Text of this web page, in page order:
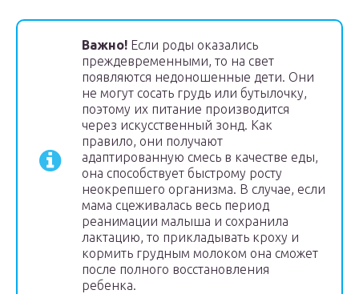
Важно! Если роды оказались
преждевременными, то на свет
появляются недоношенные дети. Они
не могут сосать грудь или бутылочку,
поэтому их питание производится
через искусственный зонд. Как
правило, они получают
адаптированную смесь в качестве еды,
она способствует быстрому росту
неокрепшего организма. В случае, если
мама сцеживалась весь период
реанимации малыша и сохранила
лактацию, то прикладывать кроху и
кормить грудным молоком она сможет
после полного восстановления
ребенка.